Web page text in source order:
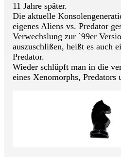
11 Jahre später.
Die aktuelle
eigenes Aliens vs. Predator
Verwechslung zur `99er
auszuschlißen, heißt es auch
Predator.
Wieder schlüpft man in die
eines Xenomorphs, Predators